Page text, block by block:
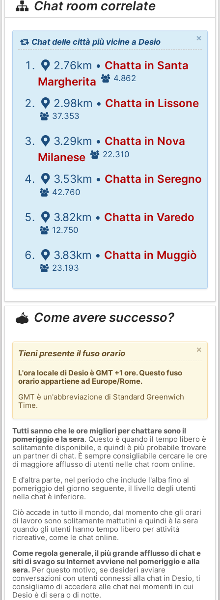
Chat room correlate
×
Chat delle città più vicine a Desio
2.76km • Chatta in Santa
Margherita
4.862
2.98km • Chatta in Lissone
37.353
3.29km • Chatta in Nova
Milanese
22.310
3.53km • Chatta in Seregno
42.760
3.82km • Chatta in Varedo
12.750
3.83km • Chatta in Muggiò
23.193
Come avere successo?
×
Tieni presente il fuso orario
L'ora locale di Desio è GMT +1 ore. Questo fuso
orario appartiene ad Europe/Rome.
GMT è un'abbreviazione di Standard Greenwich
Time.
Tutti sanno che le ore migliori per chattare sono il
pomeriggio e la sera. Questo è quando il tempo libero è
solitamente disponibile, e quindi è più probabile trovare
un partner di chat. È sempre consigliabile cercare le ore
di maggiore afflusso di utenti nelle chat room online.
E d'altra parte, nel periodo che include l'alba fino al
pomeriggio del giorno seguente, il livello degli utenti
nella chat è inferiore.
Ciò accade in tutto il mondo, dal momento che gli orari
di lavoro sono solitamente mattutini e quindi è la sera
quando gli utenti hanno tempo libero per attività
ricreative, come le chat online.
Come regola generale, il più grande afflusso di chat e
siti di svago su Internet avviene nel pomeriggio e alla
sera.Per questo motivo, se desideri avviare
conversazioni con utenti connessi alla chat in Desio, ti
consigliamo di accedere alle chat nei momenti in cui
Desio è di sera o di notte.